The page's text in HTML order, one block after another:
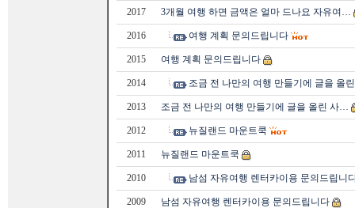
2017 3개월 여행 하면 금액은 얼마 드나요 자유여…
2016 여행 계획 문의드립니다
2015 여행 계획 문의드립니다
2014 조금 전 나만의 여행 만들기에 글을 올
2013 조금 전 나만의 여행 만들기에 글을 올린 사…
2012 뉴질랜드 마운트쿡
2011 뉴질랜드 마운트쿡
2010 남섬 자유여행 렌터카이용 문의드립니
2009 남섬 자유여행 렌터카이용 문의드립니다